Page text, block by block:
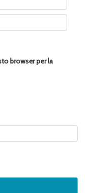
browser per la